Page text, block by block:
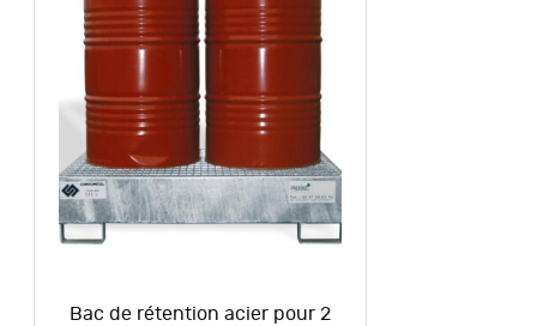
Bac de rétention acier pour 2